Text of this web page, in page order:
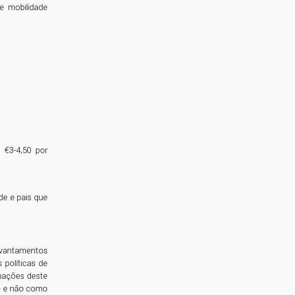
mobilidade
4,50 por
e pais que
políticas de
deste
e não como